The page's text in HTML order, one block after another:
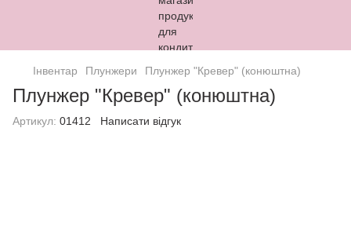
Інвентар Плунжери Плунжер "Кревер" (конюштна)
Плунжер "Кревер" (конюштна)
Артикул: 01412 Написати відгук